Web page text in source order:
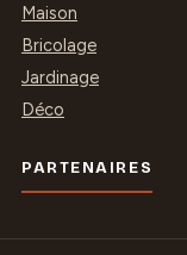
Maison
Bricolage
Jardinage
Déco
PARTENAIRES